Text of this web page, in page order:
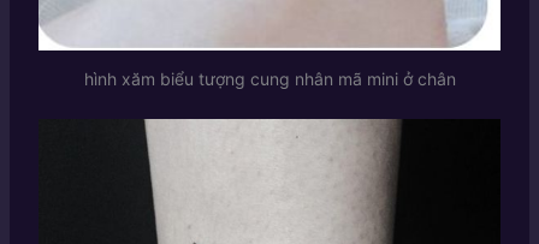
hình xăm biểu tượng cung nhân mã mini ở chân